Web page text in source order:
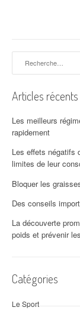
Articles récents
Les meilleurs
rapidement
Les effets négatifs
limites de leur
Bloquer les
Des conseils
La découverte
poids et prévenir
Catégories
Le Sport